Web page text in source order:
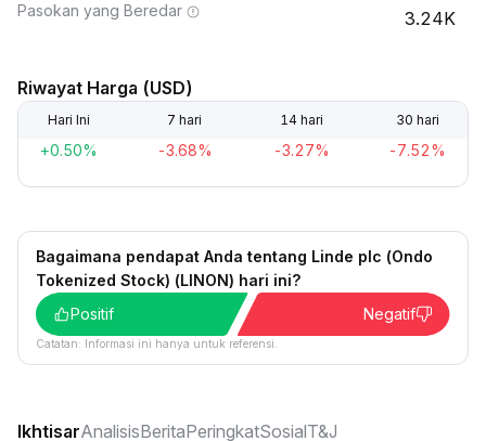
Pasokan yang Beredar 3.24K
Riwayat Harga (USD)
Hari Ini 7 hari 14 hari 30 hari
+0.50% -3.68% -3.27% -7.52%
Bagaimana pendapat Anda tentang Linde plc (Ondo
Tokenized Stock) (LINON) hari ini?
Positif
Negatif
Catatan: Informasi ini hanya untuk referensi.
IkhtisarAnalisisBeritaPeringkatSosialT&J